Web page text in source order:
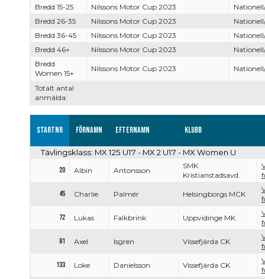
Totalt antal
anmälda:
Bredd 15-25 Nilssons Motor Cup 2023
Bredd 26-35
Nilssons Motor Cup 2023
Bredd 36-45
Nilssons Motor Cup 2023
Bredd 46+
Nilssons Motor Cup 2023
Bredd
Women 15+
Nilssons Motor Cup 2023
Startnr Förnamn Efternamn Klubb
Tävlingsklass: MX 125 U17 - MX 2 U17 - MX Women U
20 Albin Antonsson
SMK
Kristianstadsavd.
45 Charlie Palmér Helsingborgs MCK
72 Lukas Falkbrink Uppvidinge MK
81 Axel Isgren Vissefjärda CK
133 Loke Danielsson Vissefjärda CK